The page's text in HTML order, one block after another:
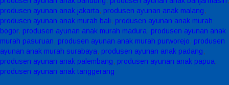
produsen ayunan anak jakarta, produsen ayunan anak malang,
produsen ayunan anak murah bali, produsen ayunan anak murah
bogor, produsen ayunan anak murah madura, produsen ayunan anak
murah pasuruan, produsen ayunan anak murah purworejo, produsen
ayunan anak murah surabaya, produsen ayunan anak padang,
produsen ayunan anak palembang, produsen ayunan anak papua,
produsen ayunan anak tanggerang